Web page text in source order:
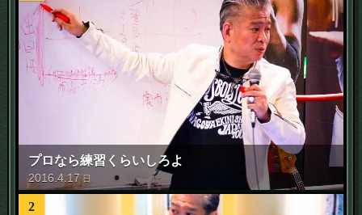
プロなら練習くらいしろよ
2016 .4.17 日
2